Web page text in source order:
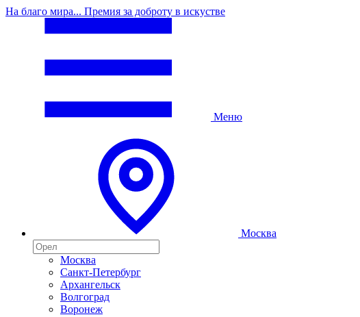
На благо мира... Премия за доброту в искустве
Меню
Москва
Москва
Санкт-Петербург
Архангельск
Волгоград
Воронеж